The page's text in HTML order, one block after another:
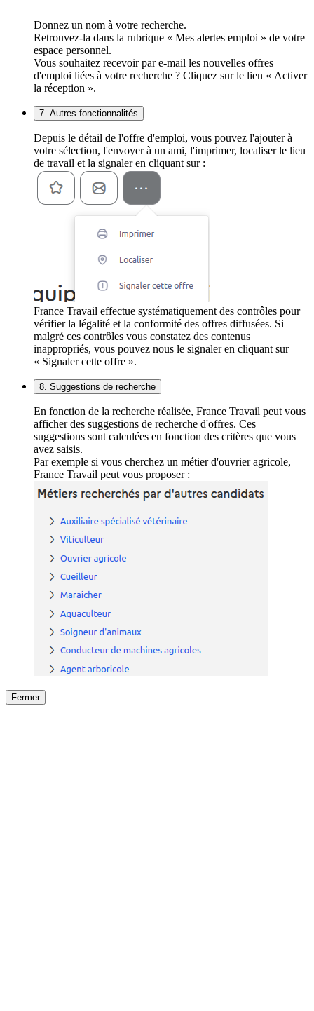
Donnez un nom à votre recherche.
Retrouvez-la dans la rubrique « Mes alertes emploi » de votre
espace personnel.
Vous souhaitez recevoir par e-mail les nouvelles offres
d'emploi liées à votre recherche ? Cliquez sur le lien « Activer
la réception ».
7. Autres fonctionnalités
Depuis le détail de l'offre d'emploi, vous pouvez l'ajouter à
votre sélection, l'envoyer à un ami, l'imprimer, localiser le lieu
de travail et la signaler en cliquant sur :
France Travail effectue systématiquement des contrôles pour
vérifier la légalité et la conformité des offres diffusées. Si
malgré ces contrôles vous constatez des contenus
inappropriés, vous pouvez nous le signaler en cliquant sur
« Signaler cette offre ».
8. Suggestions de recherche
En fonction de la recherche réalisée, France Travail peut vous
afficher des suggestions de recherche d'offres. Ces
suggestions sont calculées en fonction des critères que vous
avez saisis.
Par exemple si vous cherchez un métier d'ouvrier agricole,
France Travail peut vous proposer :
Fermer